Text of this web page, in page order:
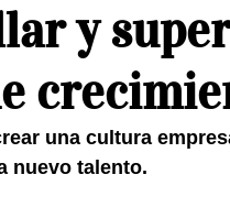
y
una cultura
nuevo talento.